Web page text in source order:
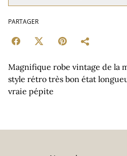
PARTAGER
Magnifique robe vintage de la
style rétro très bon état
vraie pépite